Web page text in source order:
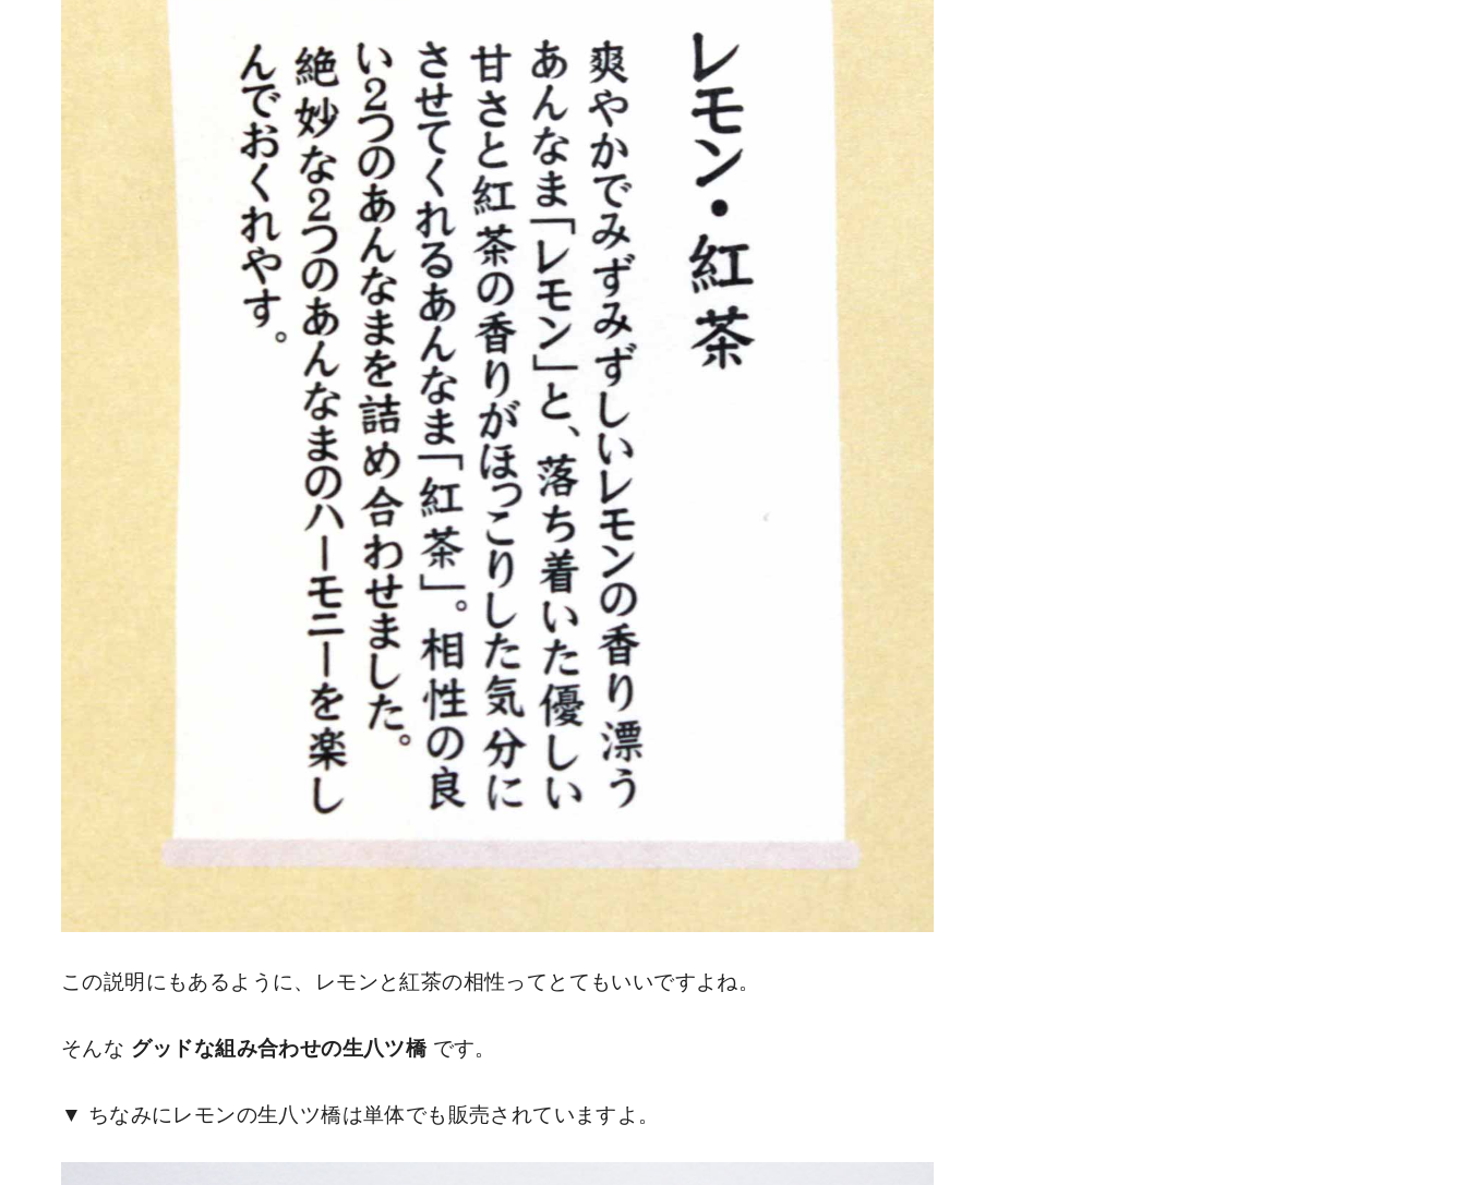
この説明にもあるように、レモンと紅茶の相性ってとてもいいですよね。
そんな グッドな組み合わせの生八ツ橋 です。
ちなみにレモンの生八ツ橋は単体でも販売されていますよ。